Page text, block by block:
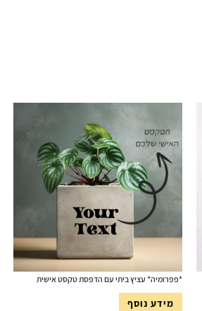
*פפרומיה* עציץ ביתי עם הדפסת טקסט אישית
מידע נוסף